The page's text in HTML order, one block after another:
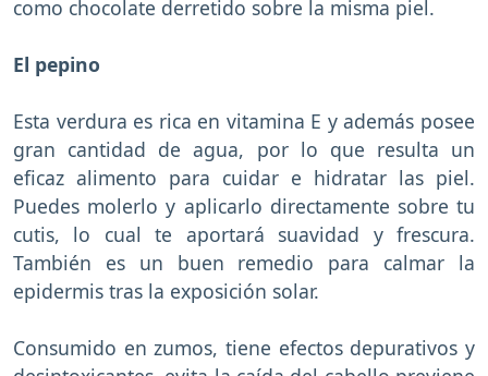
como chocolate derretido sobre la misma piel.
El pepino
Esta verdura es rica en vitamina E y además posee
gran cantidad de agua, por lo que resulta un
eficaz alimento para cuidar e hidratar las piel.
Puedes molerlo y aplicarlo directamente sobre tu
cutis, lo cual te aportará suavidad y frescura.
También es un buen remedio para calmar la
epidermis tras la exposición solar.
Consumido en zumos, tiene efectos depurativos y